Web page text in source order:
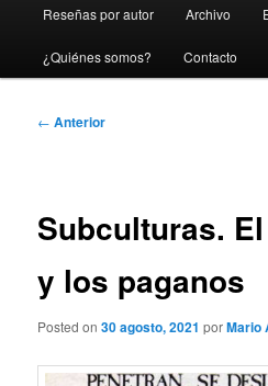
Reseñas por autor Archivo
¿Quiénes somos? Contacto
Navegación
← Anterior
Subculturas.
y los paganos
Posted on30 agosto, 2021 porMario